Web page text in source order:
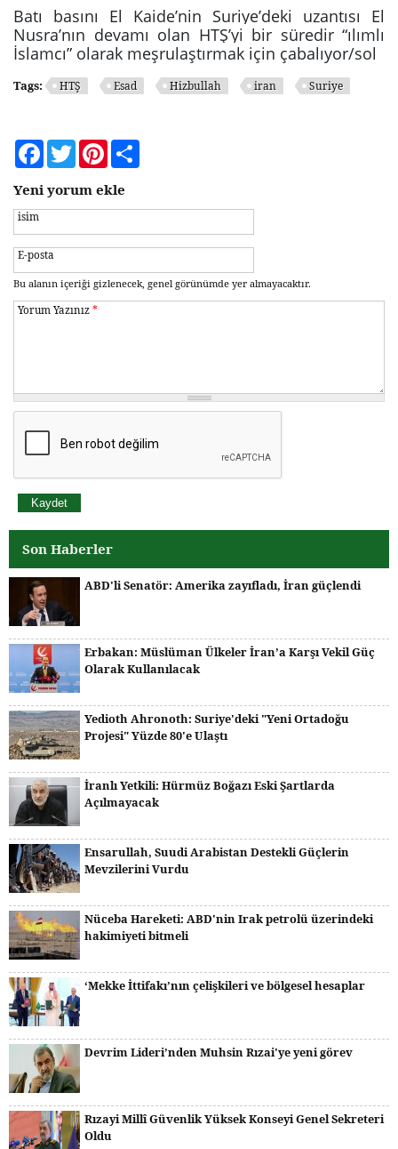
Batı basını El Kaide’nin Suriye’deki uzantısı El
Nusra’nın devamı olan HTŞ’yi bir süredir “ılımlı
İslamcı” olarak meşrulaştırmak için çabalıyor/sol
Tags: HTŞ Esad Hizbullah iran Suriye
FacebookTwitterPinterest
Yeni yorum ekle
isim
E-posta
Bu alanın içeriği gizlenecek, genel görünümde yer almayacaktır.
Yorum Yazınız*
Son Haberler
ABD'li Senatör: Amerika zayıfladı, İran güçlendi
Erbakan: Müslüman Ülkeler İran’a Karşı Vekil Güç
Olarak Kullanılacak
Yedioth Ahronoth: Suriye'deki "Yeni Ortadoğu
Projesi" Yüzde 80'e Ulaştı
İranlı Yetkili: Hürmüz Boğazı Eski Şartlarda
Açılmayacak
Ensarullah, Suudi Arabistan Destekli Güçlerin
Mevzilerini Vurdu
Nüceba Hareketi: ABD'nin Irak petrolü üzerindeki
hakimiyeti bitmeli
‘Mekke İttifakı’nın çelişkileri ve bölgesel hesaplar
Devrim Lideri’nden Muhsin Rızai'ye yeni görev
Rızayi Millî Güvenlik Yüksek Konseyi Genel Sekreteri
Oldu